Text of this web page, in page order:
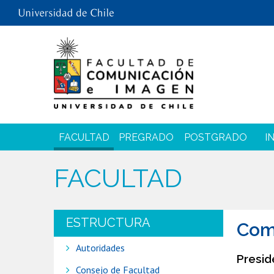
FACULTAD PREGRADO POSTGRADO
FACULTAD
ESTRUCTURA
Autoridades
Consejo de Facultad